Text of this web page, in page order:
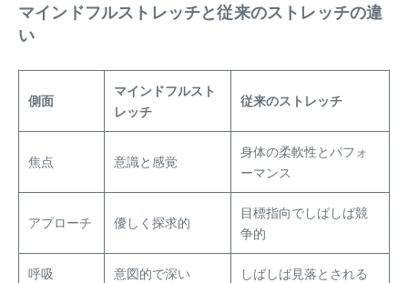
マインドフルストレッチと従来のストレッチの違
い
側面
マインドフルスト
レッチ
従来のストレッチ
焦点 意識と感覚
身体の柔軟性とパフォ
ーマンス
アプローチ 優しく探求的
目標指向でしばしば競
争的
呼吸 意図的で深い しばしば見落とされる